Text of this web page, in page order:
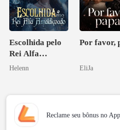
Escolhida pelo
Rei Alfa
Amaldiçoado
Helenn
Por favor,
EliJa
Reclame seu bônus no App